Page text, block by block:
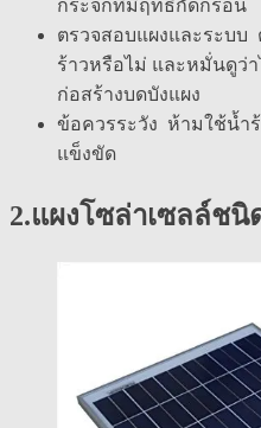
กระจกที่มีฤทธิ์กัดกร่อน
ตรวจสอบแผงและระบบ
ร้าวหรือไม่ และหมั่นดูว่
ก่อสร้างบดบังแผง
ข้อควรระวัง ห้ามใช้น้ำ
แข็งขัด
2.แผงโซล่าเซลล์ช